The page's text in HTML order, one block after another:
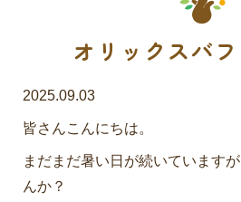
オリックスバ
2025.09.03
皆さんこんにちは。
まだまだ暑い日が続いています
んか？